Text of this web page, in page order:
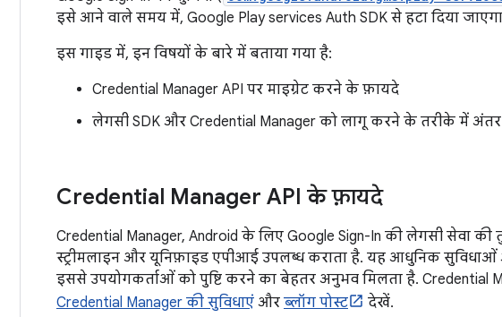
इसे आने वाले समय में, Google Play services Auth SDK से हटा दिया
इस गाइड में, इन विषयों के बारे में बताया गया है:
Credential Manager API पर माइग्रेट करने के फ़ायदे
लेगसी SDK और Credential Manager को लागू करने के तरीके में अंतर
Credential Manager API के फ़ायदे
Credential Manager, Android के लिए Google Sign-In की लेगसी सेवा
स्ट्रीमलाइन और यूनिफ़ाइड एपीआई उपलब्ध कराता है. यह आधुनिक
इससे उपयोगकर्ताओं को पुष्टि करने का बेहतर अनुभव मिलता है. Credential
Credential Manager की सुविधाएं और ब्लॉग पोस्ट
देखें.